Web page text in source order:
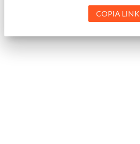
COPIA LINK